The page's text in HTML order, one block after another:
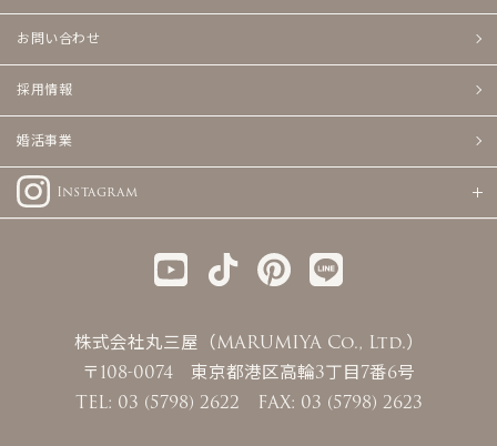
お問い合わせ
採用情報
婚活事業
Instagram
株式会社丸三屋（MARUMIYA Co., Ltd.）
〒108-0074 東京都港区高輪3丁目7番6号
TEL: 03 (5798) 2622 FAX: 03 (5798) 2623